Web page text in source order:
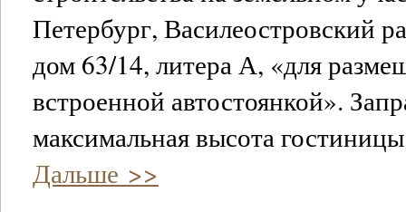
Петербург, Василеостровский
дом 63/14, литера А, «для
встроенной автостоянкой».
максимальная высота
Дальше >>